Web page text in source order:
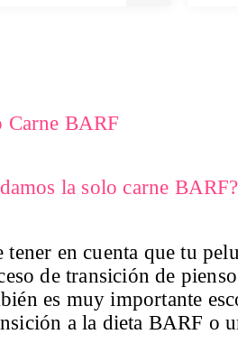
Carne BARF
la solo carne BARF?
en cuenta que tu
de transición de
es muy importante
a la dieta BARF o